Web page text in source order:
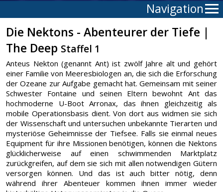
Navigation
Die Nektons - Abenteurer der Tiefe |
The Deep Staffel 1
Anteus Nekton (genannt Ant) ist zwölf Jahre alt und gehört
einer Familie von Meeresbiologen an, die sich die Erforschung
der Ozeane zur Aufgabe gemacht hat. Gemeinsam mit seiner
Schwester Fontaine und seinen Eltern bewohnt Ant das
hochmoderne U-Boot Arronax, das ihnen gleichzeitig als
mobile Operationsbasis dient. Von dort aus widmen sie sich
der Wissenschaft und untersuchen unbekannte Tierarten und
mysteriöse Geheimnisse der Tiefsee. Falls sie einmal neues
Equipment für ihre Missionen benötigen, können die Nektons
glücklicherweise auf einen schwimmenden Marktplatz
zurückgreifen, auf dem sie sich mit allen notwendigen Gütern
versorgen können. Und das ist auch bitter nötig, denn
während ihrer Abenteuer kommen ihnen immer wieder